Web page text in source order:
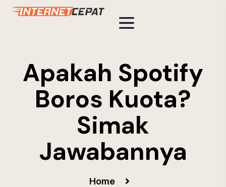
Apakah Spotify
Boros Kuota?
Simak
Jawabannya
Home